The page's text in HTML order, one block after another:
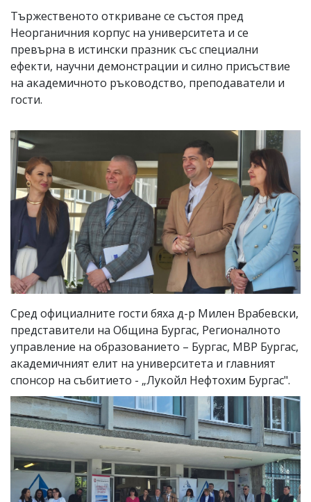
Тържественото откриване се състоя пред
Неорганичния корпус на университета и се
превърна в истински празник със специални
ефекти, научни демонстрации и силно присъствие
на академичното ръководство, преподаватели и
гости.
Сред официалните гости бяха д-р Милен Врабевски,
представители на Община Бургас, Регионалното
управление на образованието – Бургас, МВР Бургас,
академичният елит на университета и главният
спонсор на събитието - „Лукойл Нефтохим Бургас".